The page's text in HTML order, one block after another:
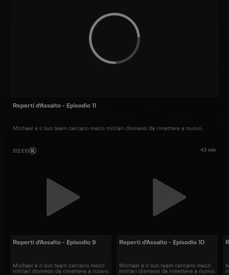
Reperti d'Assalto - Episodio 11
Michael e il suo team cercano mezzi militari dismessi da rimettere a nuovo.
S12: E15 43 min
Reperti d'Assalto - Episodio 9
Michael e il suo team cercano mezzi
militari dismessi da rimettere a nuovo.
Reperti d'Assalto - Episodio 10
Michael e il suo team cercano mezzi
militari dismessi da rimettere a nuovo.